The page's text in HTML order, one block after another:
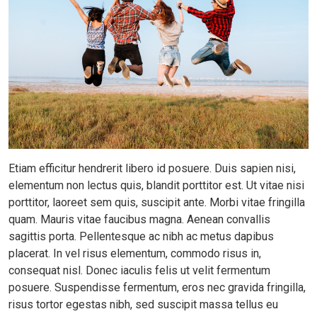
Etiam efficitur hendrerit libero id posuere. Duis sapien nisi,
elementum non lectus quis, blandit porttitor est. Ut vitae nisi
porttitor, laoreet sem quis, suscipit ante. Morbi vitae fringilla
quam. Mauris vitae faucibus magna. Aenean convallis
sagittis porta. Pellentesque ac nibh ac metus dapibus
placerat. In vel risus elementum, commodo risus in,
consequat nisl. Donec iaculis felis ut velit fermentum
posuere. Suspendisse fermentum, eros nec gravida fringilla,
risus tortor egestas nibh, sed suscipit massa tellus eu